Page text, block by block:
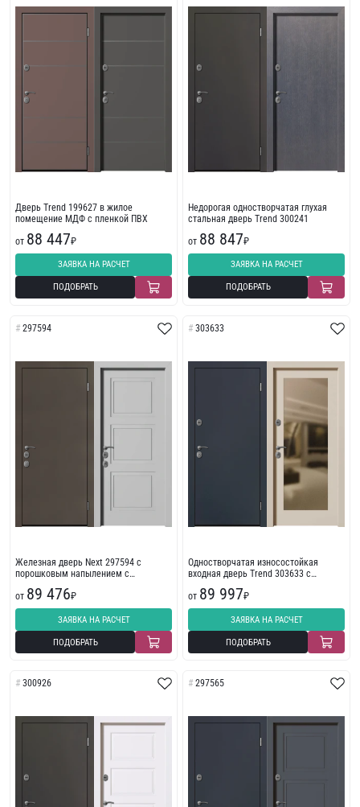
Дверь Trend 199627 в жилое
помещение МДФ с пленкой ПВХ
от 88 447₽
ЗАЯВКА НА РАСЧЕТ
ПОДОБРАТЬ
Недорогая одностворчатая глухая
стальная дверь Trend 300241
от 88 847₽
ЗАЯВКА НА РАСЧЕТ
ПОДОБРАТЬ
297594
Железная дверь Next 297594 с
порошковым напылением с
фрезеровкой
от 89 476₽
ЗАЯВКА НА РАСЧЕТ
ПОДОБРАТЬ
303633
Одностворчатая износостойкая
входная дверь Trend 303633 с
от 89 997₽
ЗАЯВКА НА РАСЧЕТ
ПОДОБРАТЬ
300926 297565